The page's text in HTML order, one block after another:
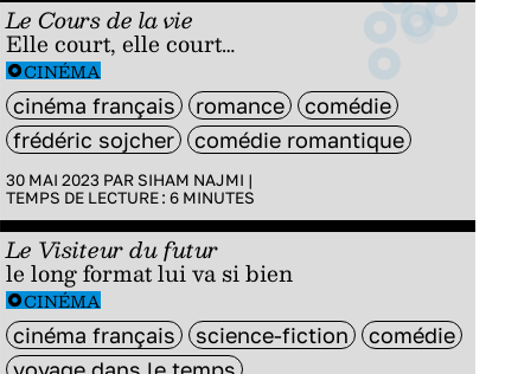
Le Cours de la vie
Elle court, elle court…
CINÉMA
cinéma français romance
comédie
frédéric sojcher
comédie romantique
30 MAI 2023 PAR SIHAM NAJMI |
TEMPS DE LECTURE : 6MINUTES
Le Visiteur du futur
le long format lui va si bien
CINÉMA
cinéma français science-fiction
comédie